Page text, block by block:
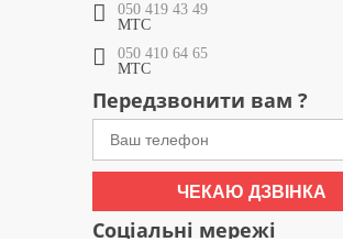
050 419 43 49
МТС
050 410 64 65
МТС
Передзвонити вам ?
ЧЕКАЮ ДЗВІНКА
Соціальні мережі